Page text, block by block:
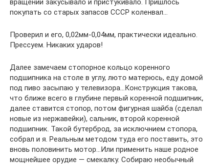
вращении закусывало и пристукивало. Пришлось
покупать со старых запасов СССР коленвал…
Проверил и его, 0,02мм-0,04мм, практически идеально.
Прессуем. Никаких ударов!
Далее замечаем стопорное кольцо коренного
подшипника на столе в углу, люто матерюсь, еду домой
под пиво засыпаю у телевизора…Конструкция такова,
что ближе всего в глубине первый коренной подшипник,
далее ставится стопор, потом фигурная шайба (сделал
новые из нержавейки), сальник, второй коренной
подшипник. Такой бутерброд, за исключнием стопора,
собрал и я. Реальным методом туда его поставить, это
вновь половинить мотор…Или применить наше родное
мощнейшее орудие — смекалку. Собираю необычный